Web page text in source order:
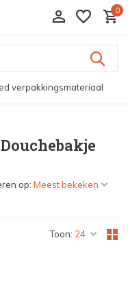
0
verpakkingsmateriaal
Toon:
op: